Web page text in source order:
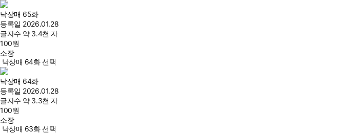
낙상매 65화
등록일 2026.01.28
글자수 약 3.4천 자
100원
소장
낙상매 64화 선택
낙상매 64화
등록일 2026.01.28
글자수 약 3.3천 자
100원
소장
낙상매 63화 선택